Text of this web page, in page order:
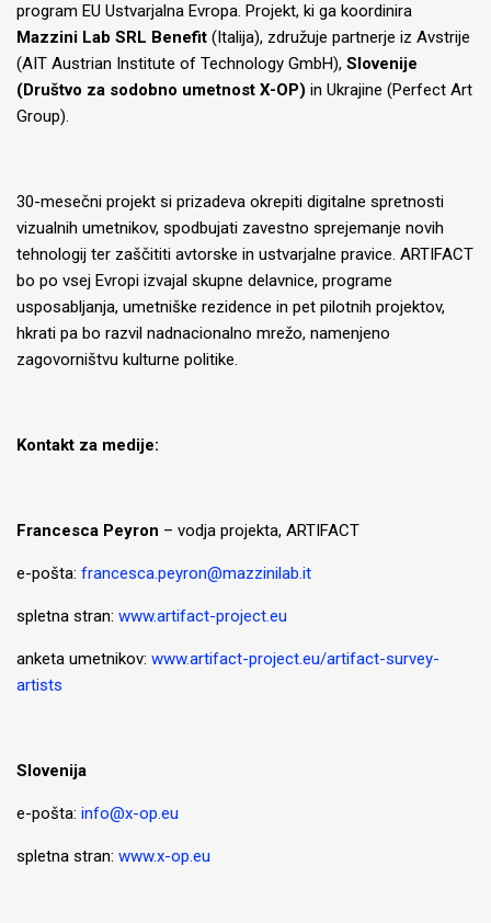
program EU Ustvarjalna Evropa. Projekt, ki ga koordinira
Mazzini Lab SRL Benefit (Italija), združuje partnerje iz Avstrije
(AIT Austrian Institute of Technology GmbH), Slovenije
(Društvo za sodobno umetnost X-OP) in Ukrajine (Perfect Art
Group).
30-mesečni projekt si prizadeva okrepiti digitalne spretnosti
vizualnih umetnikov, spodbujati zavestno sprejemanje novih
tehnologij ter zaščititi avtorske in ustvarjalne pravice. ARTIFACT
bo po vsej Evropi izvajal skupne delavnice, programe
usposabljanja, umetniške rezidence in pet pilotnih projektov,
hkrati pa bo razvil nadnacionalno mrežo, namenjeno
zagovorništvu kulturne politike.
Kontakt za medije:
Francesca Peyron – vodja projekta, ARTIFACT
e-pošta: francesca.peyron@mazzinilab.it
spletna stran: www.artifact-project.eu
anketa umetnikov: www.artifact-project.eu/artifact-survey-
artists
Slovenija
e-pošta: info@x-op.eu
spletna stran: www.x-op.eu